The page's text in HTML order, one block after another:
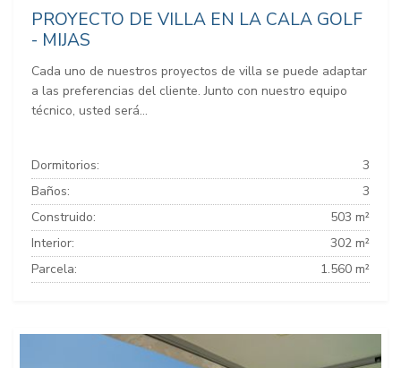
PROYECTO DE VILLA EN LA CALA GOLF
- MIJAS
Cada uno de nuestros proyectos de villa se puede adaptar
a las preferencias del cliente. Junto con nuestro equipo
técnico, usted será...
Dormitorios:
3
Baños:
3
Construido:
503 m²
Interior:
302 m²
Parcela:
1.560 m²